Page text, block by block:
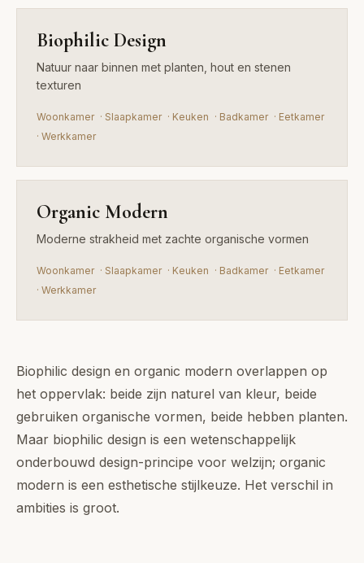
Biophilic Design
Natuur naar binnen met planten, hout en stenen
texturen
Woonkamer · Slaapkamer · Keuken · Badkamer · Eetkamer
· Werkkamer
Organic Modern
Moderne strakheid met zachte organische vormen
Woonkamer · Slaapkamer · Keuken · Badkamer · Eetkamer
· Werkkamer
Biophilic design en organic modern overlappen op
het oppervlak: beide zijn naturel van kleur, beide
gebruiken organische vormen, beide hebben planten.
Maar biophilic design is een wetenschappelijk
onderbouwd design-principe voor welzijn; organic
modern is een esthetische stijlkeuze. Het verschil in
ambities is groot.